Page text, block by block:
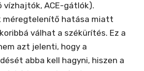
ACE-gátlók).
méregtelenítő hatása miatt
válhat a székürítés. Ez a
azt jelenti, hogy a
abba kell hagyni, hiszen a